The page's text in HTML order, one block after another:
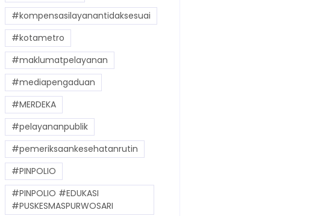
#kompensasilayanantidaksesuai
#kotametro
#maklumatpelayanan
#mediapengaduan
#MERDEKA
#pelayananpublik
#pemeriksaankesehatanrutin
#PINPOLIO
#PINPOLIO #EDUKASI
#PUSKESMASPURWOSARI